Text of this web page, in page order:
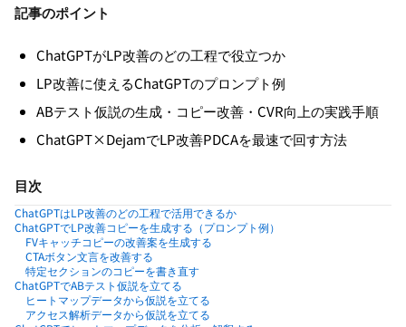
記事のポイント
ChatGPTがLP改善のどの工程で役立つか
LP改善に使えるChatGPTのプロンプト例
ABテスト仮説の生成・コピー改善・CVR向上の実践手順
ChatGPT×DejamでLP改善PDCAを最速で回す方法
目次
ChatGPTはLP改善のどの工程で活用できるか
ChatGPTでLP改善コピーを生成する（プロンプト例）
FVキャッチコピーの改善案を生成する
CTAボタン文言を改善する
特定セクションのコピーを書き直す
ChatGPTでABテスト仮説を立てる
ヒートマップデータから仮説を立てる
アクセス解析データから仮説を立てる